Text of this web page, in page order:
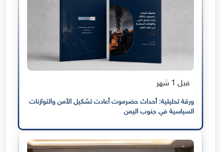
قبل 1 شهر
ورقة تحليلية: أحداث حضرموت أعادت تشكيل الأمن والتوازنات
السياسية في جنوب اليمن